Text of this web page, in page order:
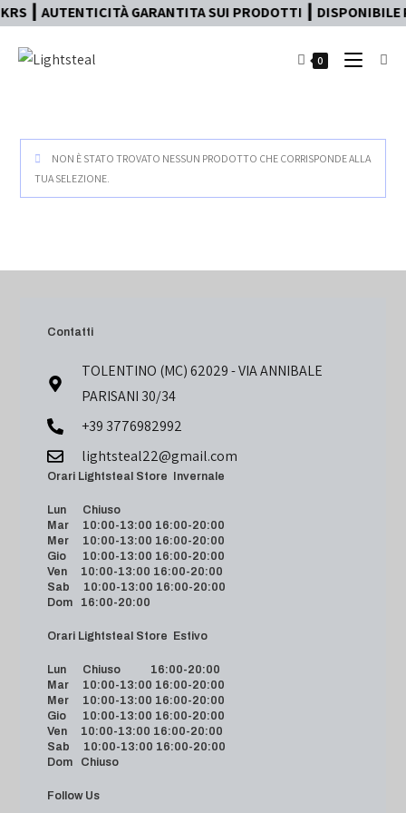
AUTENTICITÀ GARANTITA SUI PRODOTTI ┃
0
NON È STATO TROVATO NESSUN PRODOTTO CHE CORRISPONDE ALLA
TUA SELEZIONE.
Contatti
TOLENTINO (MC) 62029 - VIA ANNIBALE
PARISANI 30/34
+39 3776982992
lightsteal22@gmail.com
Orari Lightsteal Store Invernale
Lun Chiuso
Mar 10:00-13:00 16:00-20:00
Mer 10:00-13:00 16:00-20:00
Gio 10:00-13:00 16:00-20:00
Ven 10:00-13:00 16:00-20:00
Sab 10:00-13:00 16:00-20:00
Dom 16:00-20:00
Orari Lightsteal Store Estivo
Lun Chiuso 16:00-20:00
Mar 10:00-13:00 16:00-20:00
Mer 10:00-13:00 16:00-20:00
Gio 10:00-13:00 16:00-20:00
Ven 10:00-13:00 16:00-20:00
Sab 10:00-13:00 16:00-20:00
Dom Chiuso
Follow Us